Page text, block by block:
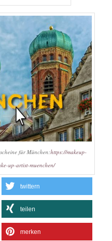
für München:https://makeup-
up-artist-muenchen/
twittern
teilen
merken